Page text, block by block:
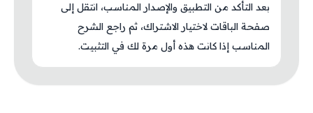
بعد التأكد من التطبيق والإصدار المناسب، انتقل إلى
صفحة الباقات لاختيار الاشتراك، ثم راجع الشرح
المناسب إذا كانت هذه أول مرة لك في التثبيت.